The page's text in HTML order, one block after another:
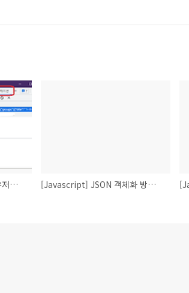
[Javascript] 인터넷 브라우저의 LocalStorage, SessionStorage [Javascript] JSON 객체화 방법, 문자열화 방법